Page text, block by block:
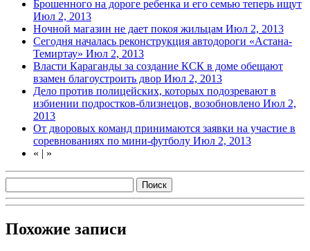
Брошенного на дороге ребенка и его семью теперь ищут
Июл 2, 2013
Ночной магазин не дает покоя жильцам Июл 2, 2013
Сегодня началась реконструкция автодороги «Астана-
Темиртау» Июл 2, 2013
Власти Караганды за создание КСК в доме обещают
взамен благоустроить двор Июл 2, 2013
Дело против полицейских, которых подозревают в
избиении подростков-близнецов, возобновлено Июл 2,
2013
От дворовых команд принимаются заявки на участие в
соревнованиях по мини-футболу Июл 2, 2013
« | »
Похожие записи